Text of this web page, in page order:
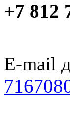
+7 812
E-mail